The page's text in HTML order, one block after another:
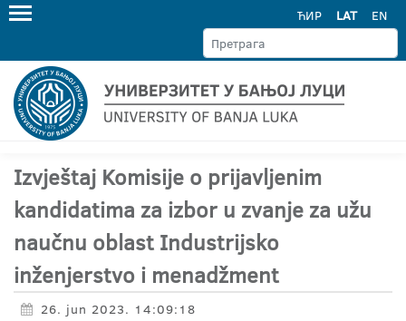
ЋИР LAT EN
Izvještaj Komisije o prijavljenim
kandidatima za izbor u zvanje za užu
naučnu oblast Industrijsko
inženjerstvo i menadžment
26. jun 2023. 14:09:18